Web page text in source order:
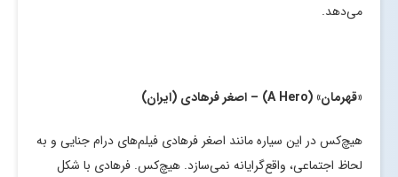
می‌دهد.
«قهرمان» (A Hero) – اصغر فرهادی (ایران)
هیچ‌کس در این سیاره مانند اصغر فرهادی فیلم‌های درام‌ جنایی و به
لحاظ اجتماعی، واقع‌گرایانه نمی‌سازد. هیچ‌کس. فرهادی با شکل